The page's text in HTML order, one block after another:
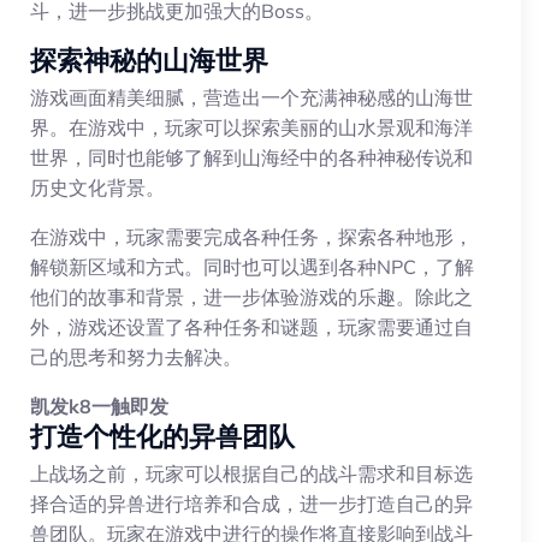
斗，进一步挑战更加强大的Boss。
探索神秘的山海世界
游戏画面精美细腻，营造出一个充满神秘感的山海世
界。在游戏中，玩家可以探索美丽的山水景观和海洋
世界，同时也能够了解到山海经中的各种神秘传说和
历史文化背景。
在游戏中，玩家需要完成各种任务，探索各种地形，
解锁新区域和方式。同时也可以遇到各种NPC，了解
他们的故事和背景，进一步体验游戏的乐趣。除此之
外，游戏还设置了各种任务和谜题，玩家需要通过自
己的思考和努力去解决。
凯发k8一触即发
打造个性化的异兽团队
上战场之前，玩家可以根据自己的战斗需求和目标选
择合适的异兽进行培养和合成，进一步打造自己的异
兽团队。玩家在游戏中进行的操作将直接影响到战斗